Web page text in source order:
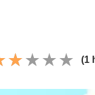
(1